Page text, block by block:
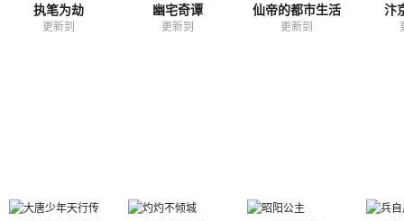
执笔为劫
更新到
幽宅奇谭
更新到
仙帝的都市生活
更新到
汴